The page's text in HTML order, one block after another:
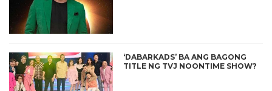
‘DABARKADS’ BA ANG BAGONG
TITLE NG TVJ NOONTIME SHOW?